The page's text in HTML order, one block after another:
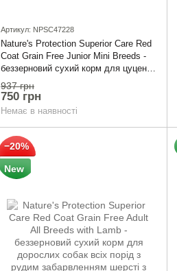
Артикул: NPSC47228
Nature's Protection Superior Care Red
Coat Grain Free Junior Mini Breeds -
беззерновий сухий корм для цуценят
та юніорів малих порід з рудим
забарвленням шерсті 1,5 кг
937 грн
750 грн
Немає в наявності
−20%
New